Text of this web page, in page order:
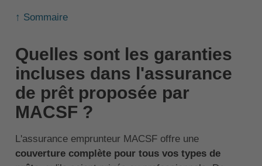
↑ Sommaire
Quelles sont les garanties
incluses dans l'assurance
de prêt proposée par
MACSF ?
L'assurance emprunteur MACSF offre une
couverture complète pour tous vos types de